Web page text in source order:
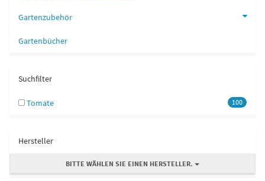
Gartenzubehör
Gartenbücher
Suchfilter
100
Tomate
Hersteller
BITTE WÄHLEN SIE EINEN HERSTELLER.